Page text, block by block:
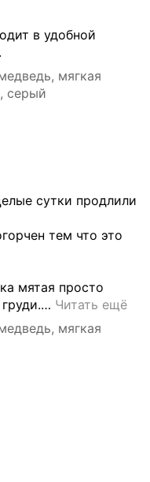
в удобной
мягкая
серый
сутки продлили
тем что это
мятая просто
… Читать ещё
мягкая